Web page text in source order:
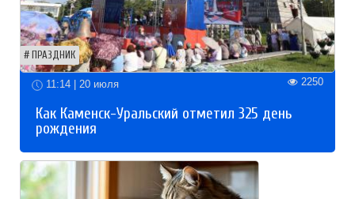
ПРАЗДНИК
11:14 | 20 июля 2250
Как Каменск-Уральский отметил 325 день
рождения